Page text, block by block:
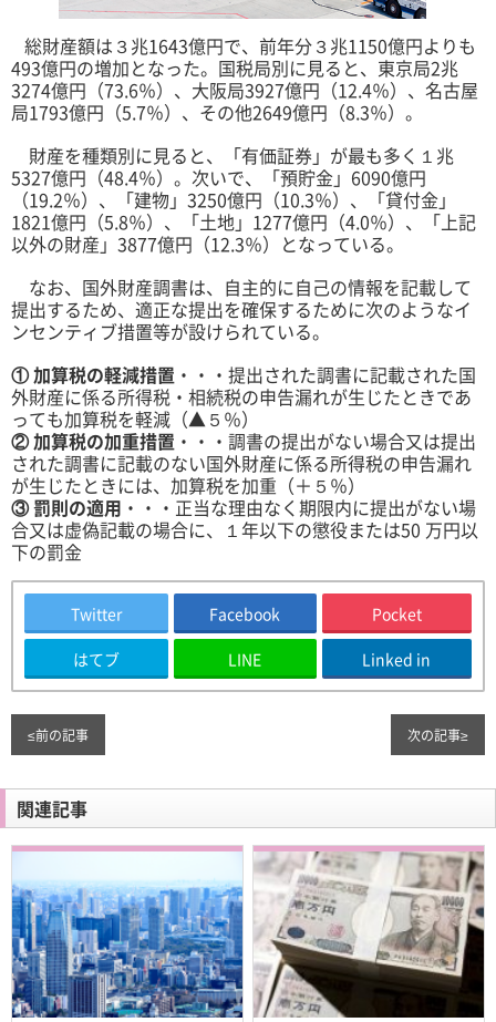
総財産額は３兆1643億円で、前年分３兆1150億円よりも
493億円の増加となった。国税局別に見ると、東京局2兆
3274億円（73.6％）、大阪局3927億円（12.4％）、名古屋
局1793億円（5.7％）、その他2649億円（8.3％）。
財産を種類別に見ると、「有価証券」が最も多く１兆
5327億円（48.4％）。次いで、「預貯金」6090億円
（19.2％）、「建物」3250億円（10.3％）、「貸付金」
1821億円（5.8％）、「土地」1277億円（4.0％）、「上記
以外の財産」3877億円（12.3％）となっている。
なお、国外財産調書は、自主的に自己の情報を記載して
提出するため、適正な提出を確保するために次のようなイ
ンセンティブ措置等が設けられている。
①加算税の軽減措置 ・・・提出された調書に記載された国
外財産に係る所得税・相続税の申告漏れが生じたときであ
っても加算税を軽減（▲５％）
②加算税の加重措置 ・・・調書の提出がない場合又は提出
された調書に記載のない国外財産に係る所得税の申告漏れ
が生じたときには、加算税を加重（＋５％）
③罰則の適用 ・・・正当な理由なく期限内に提出がない場
合又は虚偽記載の場合に、１年以下の懲役または50 万円以
下の罰金
Twitter Facebook Pocket
はてブ LINE Linked in
≤前の記事 次の記事≥
関連記事